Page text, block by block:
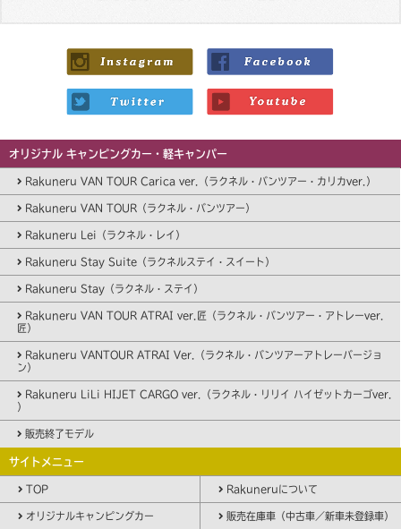
オリジナル キャンピングカー・軽キャンパー
Rakuneru VAN TOUR Carica ver.（ラクネル・バンツアー・カリカver.）
Rakuneru VAN TOUR（ラクネル・バンツアー）
Rakuneru Lei（ラクネル・レイ）
Rakuneru Stay Suite（ラクネルステイ・スイート）
Rakuneru Stay（ラクネル・ステイ）
Rakuneru VAN TOUR ATRAI ver.匠（ラクネル・バンツアー・アトレーver.
匠）
Rakuneru VANTOUR ATRAI Ver.（ラクネル・バンツアーアトレーバージョ
ン）
Rakuneru LiLi HIJET CARGO ver.（ラクネル・リリイ ハイゼットカーゴver.
）
販売終了モデル
サイトメニュー
TOP Rakuneruについて
オリジナルキャンピングカー 販売在庫車（中古車／新車未登録車）